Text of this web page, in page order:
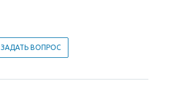
ЗАДАТЬ ВОПРОС